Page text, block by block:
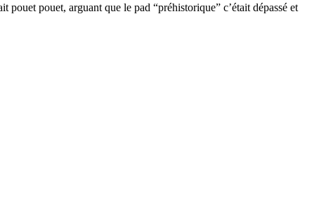
pouet, arguant que le pad “préhistorique” c’était dépassé et